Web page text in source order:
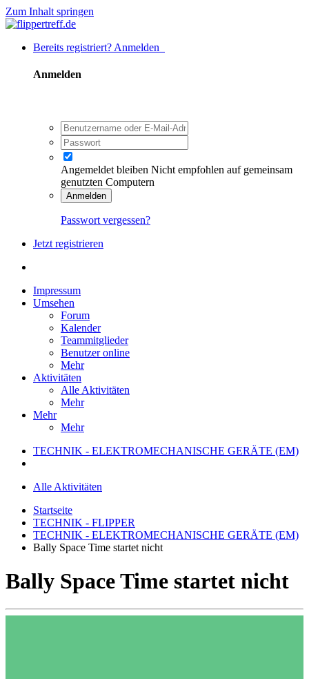
Zum Inhalt springen
Bereits registriert? Anmelden
Anmelden
Angemeldet bleiben Nicht empfohlen auf gemeinsam
genutzten Computern
Anmelden
Passwort vergessen?
Jetzt registrieren
Impressum
Umsehen
Forum
Kalender
Teammitglieder
Benutzer online
Mehr
Aktivitäten
Alle Aktivitäten
Mehr
Mehr
Mehr
TECHNIK - ELEKTROMECHANISCHE GERÄTE (EM)
Alle Aktivitäten
Startseite
TECHNIK - FLIPPER
TECHNIK - ELEKTROMECHANISCHE GERÄTE (EM)
Bally Space Time startet nicht
Bally Space Time startet nicht